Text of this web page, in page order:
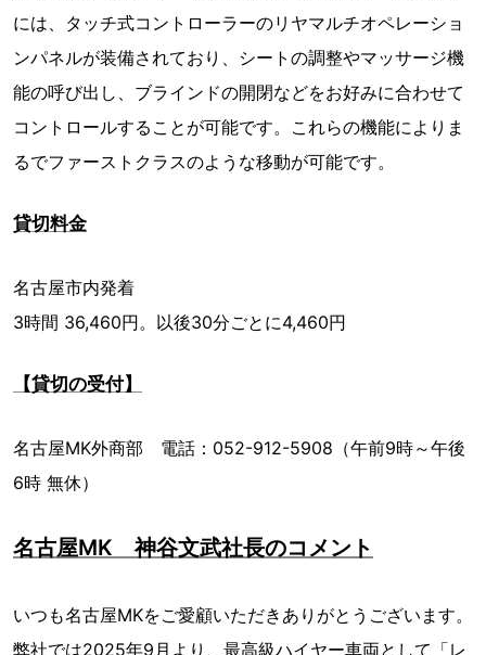
には、タッチ式コントローラーのリヤマルチオペレーショ
ンパネルが装備されており、シートの調整やマッサージ機
能の呼び出し、ブラインドの開閉などをお好みに合わせて
コントロールすることが可能です。これらの機能によりま
るでファーストクラスのような移動が可能です。
貸切料金
名古屋市内発着
3時間 36,460円。以後30分ごとに4,460円
【貸切の受付】
名古屋MK外商部 電話：052-912-5908（午前9時～午後
6時 無休）
名古屋MK 神谷文武社長のコメント
いつも名古屋MKをご愛顧いただきありがとうございます。
弊社では2025年9月より、最高級ハイヤー車両として「レ